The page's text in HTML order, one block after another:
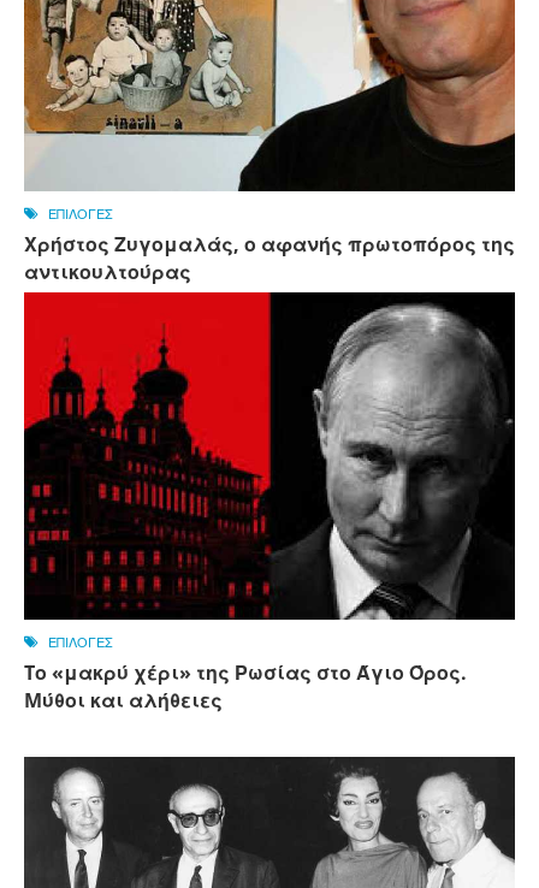
ΕΠΙΛΟΓΕΣ
Χρήστος Ζυγομαλάς, ο αφανής πρωτοπόρος της
αντικουλτούρας
ΕΠΙΛΟΓΕΣ
Tο «μακρύ χέρι» της Ρωσίας στο Άγιο Όρος.
Mύθοι και αλήθειες